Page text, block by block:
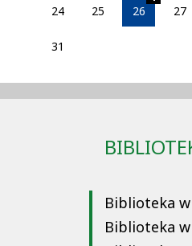
24 25 26 27
31
Biblioteka
Biblioteka